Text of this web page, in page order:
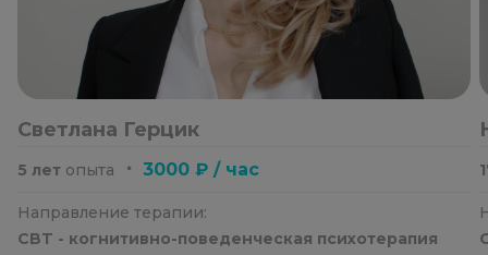
Светлана Герцик
5 лет опыта ・ 3000 ₽ / час
Направление терапии:
CBT - когнитивно-поведенческая психотерапия